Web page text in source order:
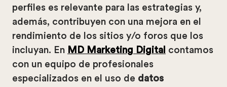
perfiles es relevante para las estrategias y,
además, contribuyen con una mejora en el
rendimiento de los sitios y/o foros que los
incluyan. En MD Marketing Digital contamos
con un equipo de profesionales
especializados en el uso de datos